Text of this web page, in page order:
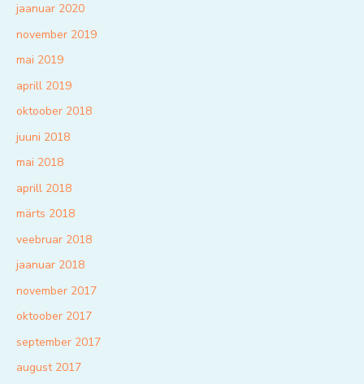
jaanuar 2020
november 2019
mai 2019
aprill 2019
oktoober 2018
juuni 2018
mai 2018
aprill 2018
märts 2018
veebruar 2018
jaanuar 2018
november 2017
oktoober 2017
september 2017
august 2017